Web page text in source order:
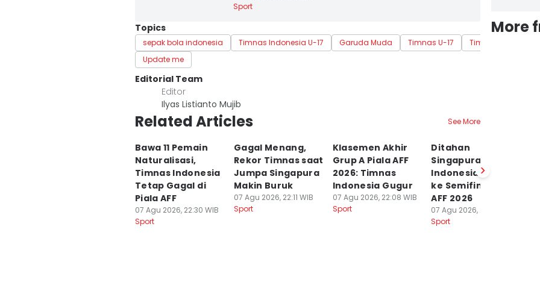
Sport
Topics
sepak bola indonesia Timnas Indonesia U-17 Garuda Muda Timnas U-17 Timnas Indonesia
Update me
Editorial Team
Editor
Ilyas Listianto Mujib
Related Articles See More
Bawa 11 Pemain
Naturalisasi,
Timnas Indonesia
Tetap Gagal di
Piala AFF
07 Agu 2026, 22:30 WIB
Sport
Gagal Menang,
Rekor Timnas saat
Jumpa Singapura
Makin Buruk
07 Agu 2026, 22:11 WIB
Sport
Klasemen Akhir
Grup A Piala AFF
2026: Timnas
Indonesia Gugur
07 Agu 2026, 22:08 WIB
Sport
Ditahan
Singapura, Timnas
Indonesia Gagal
ke Semifinal Piala
AFF 2026
07 Agu 2026, 22:01 WIB
Sport
More